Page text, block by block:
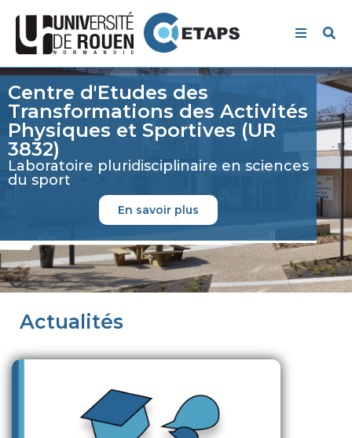
Centre d'Etudes des
Transformations des Activités
Physiques et Sportives (UR
3832)
Laboratoire pluridisciplinaire en sciences
du sport
En savoir plus
Actualités